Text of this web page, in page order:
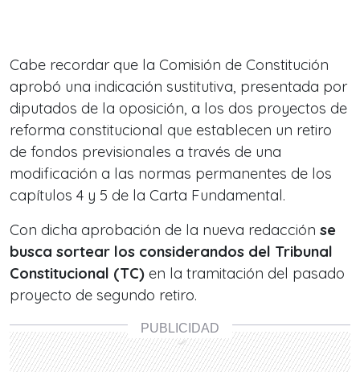
Cabe recordar que la Comisión de Constitución
aprobó una indicación sustitutiva, presentada por
diputados de la oposición, a los dos proyectos de
reforma constitucional que establecen un retiro
de fondos previsionales a través de una
modificación a las normas permanentes de los
capítulos 4 y 5 de la Carta Fundamental.
Con dicha aprobación de la nueva redacción se
busca sortear los considerandos del Tribunal
Constitucional (TC) en la tramitación del pasado
proyecto de segundo retiro.